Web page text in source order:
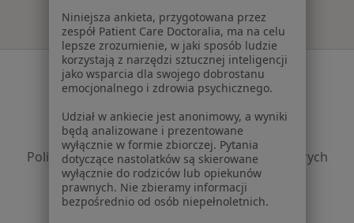
Serwis
Regulamin
Polityka prywatności pacjentów
Polityka prywatności profesjonalistów
Polityka prywatności dla profesjonalistów, których
dane pozyskaliśmy samodzielnie
Polityka cookies
Jak działają wyniki wyszukiwania
Niniejsza ankieta, przygotowana przez
zespół Patient Care Doctoralia, ma na celu
lepsze zrozumienie, w jaki sposób ludzie
korzystają z narzędzi sztucznej inteligencji
jako wsparcia dla swojego dobrostanu
emocjonalnego i zdrowia psychicznego.
Udział w ankiecie jest anonimowy, a wyniki
będą analizowane i prezentowane
wyłącznie w formie zbiorczej. Pytania
dotyczące nastolatków są skierowane
wyłącznie do rodziców lub opiekunów
prawnych. Nie zbieramy informacji
bezpośrednio od osób niepełnoletnich.